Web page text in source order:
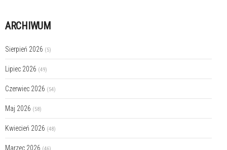
ARCHIWUM
Sierpień 2026 (5)
Lipiec 2026 (49)
Czerwiec 2026 (54)
Maj 2026 (58)
Kwiecień 2026 (48)
Marzec 2026